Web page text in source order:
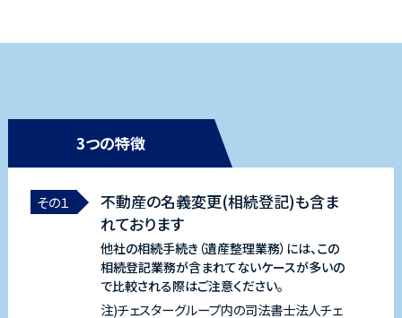
3つの特徴
その１
不動産の名義変更(相続登記)も含ま
れております
他社の相続手続き（遺産整理業務）には、この
相続登記業務が含まれてないケースが多いの
で比較される際はご注意ください。
注)チェスターグループ内の司法書士法人チェ